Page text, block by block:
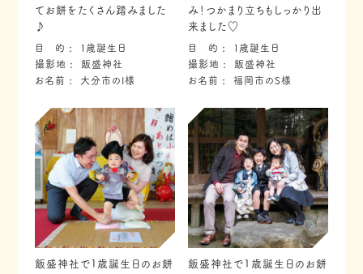
てお餅をたくさん踏みました
♪
目 的
１歳誕生日
撮影地
飯盛神社
お名前
大分市のI様
み！つかまり立ちもしっかり出
来ました♡
目 的
１歳誕生日
撮影地
飯盛神社
お名前
福岡市のS様
飯盛神社で１歳誕生日のお餅
飯盛神社で1歳誕生日のお餅